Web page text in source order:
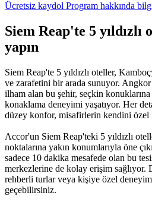
Ücretsiz kaydol Program hakkında
Siem Reap'te 5 yıldızlı
yapın
Siem Reap'te 5 yıldızlı oteller,
ve zarafetini bir arada sunuyor.
ilham alan bu şehir, seçkin
konaklama deneyimi yaşatıyor. Her
düzey konfor, misafirlerin kendini özel
Accor'un Siem Reap'teki 5 yıldızlı
noktalarına yakın konumlarıyla öne
sadece 10 dakika mesafede olan bu
merkezlerine de kolay erişim sağlıyor.
rehberli turlar veya kişiye özel
geçebilirsiniz.